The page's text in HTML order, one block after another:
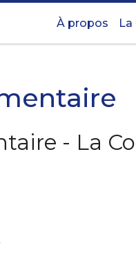
À propos
- La
.